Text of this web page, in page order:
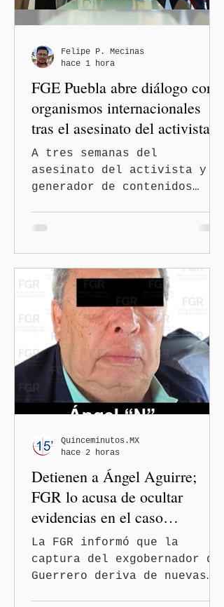
FGE Puebla abre diálogo con
organismos internacionales
tras el asesinato del activista y
comunicador Josué Martínez
A tres semanas del
asesinato del activista y
generador de contenidos
de Puebla (FGE) sostuvo una
reunión de trabajo con
organizaciones nacionales e
internacionales dedicadas a
la defensa de la libertad
de expresión y la
protección de periodistas.
Felipe P. Mecinas
hace 1 hora
Detienen a Ángel Aguirre;
FGR lo acusa de ocultar
evidencias en el caso
Ayotzinapa
La FGR informó que la
captura del exgobernador de
Guerrero deriva de nuevas
Quinceminutos.MX
hace 2 horas